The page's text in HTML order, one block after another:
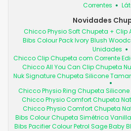
Correntes
Novidades
Chicco Physio Soft Chupeta + Clip
Bibs Colour Pack Ivory Blush
Unidades
Chicco Clip Chupeta com Corrente
Chicco All You Can Clip Chupeta
Nuk Signature Chupeta Silicone
Chicco Physio Ring Chupeta
Chicco Physio Comfort Chupeta
Chicco Physio Comfort Chupeta
Bibs Colour Chupeta Simétrica
Bibs Pacifier Colour Petrol Sage Baby